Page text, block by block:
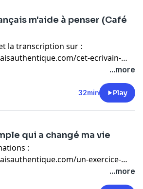
m'aide à penser (Café
la transcription sur :
cet-ecrivain-
...more
32min Play
qui a changé ma vie
:
un-exercice-
...more